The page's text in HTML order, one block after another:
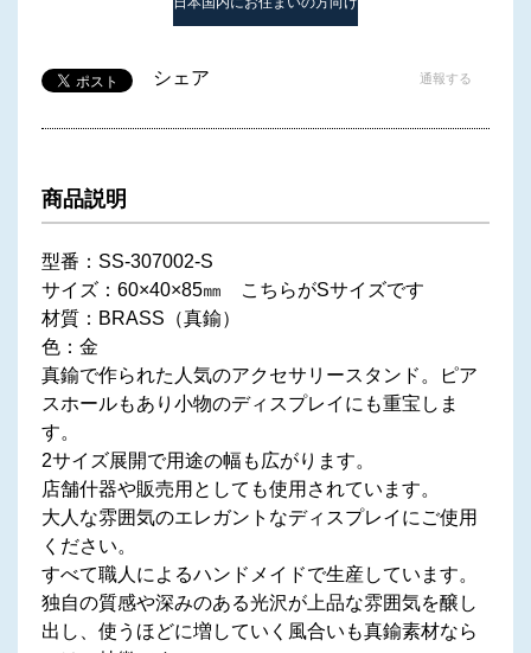
シェア 通報する
商品説明
型番：SS-307002-S
サイズ：60×40×85㎜ こちらがSサイズです
材質：BRASS（真鍮）
色：金
真鍮で作られた人気のアクセサリースタンド。ピア
スホールもあり小物のディスプレイにも重宝しま
す。
2サイズ展開で用途の幅も広がります。
店舗什器や販売用としても使用されています。
大人な雰囲気のエレガントなディスプレイにご使用
ください。
すべて職人によるハンドメイドで生産しています。
独自の質感や深みのある光沢が上品な雰囲気を醸し
出し、使うほどに増していく風合いも真鍮素材なら